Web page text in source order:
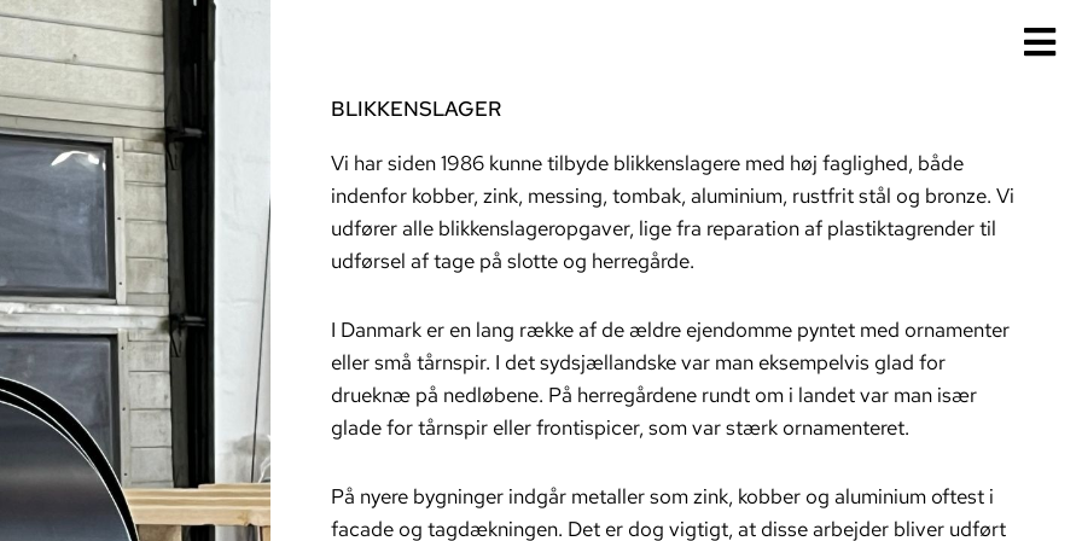
BLIKKENSLAGER
Vi har siden 1986 kunne tilbyde blikkenslagere med høj faglighed, både
indenfor kobber, zink, messing, tombak, aluminium, rustfrit stål og bronze. Vi
udfører alle blikkenslageropgaver, lige fra reparation af plastiktagrender til
udførsel af tage på slotte og herregårde.
I Danmark er en lang række af de ældre ejendomme pyntet med ornamenter
eller små tårnspir. I det sydsjællandske var man eksempelvis glad for
drueknæ på nedløbene. På herregårdene rundt om i landet var man især
glade for tårnspir eller frontispicer, som var stærk ornamenteret.
På nyere bygninger indgår metaller som zink, kobber og aluminium oftest i
facade og tagdækningen. Det er dog vigtigt, at disse arbejder bliver udført